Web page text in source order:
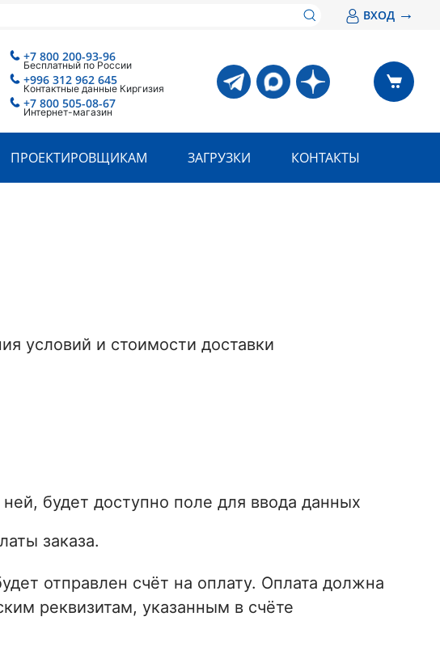
ВХОД →
+7 800 200-93-96
Бесплатный по России
+7 800 505-08-67
Интернет-магазин
+996 312 962 645
Контактные данные Киргизия
ПРОЕКТИРОВЩИКАМ ЗАГРУЗКИ КОНТАКТЫ
условий и стоимости доставки
будет доступно поле для ввода данных
заказа.
отправлен счёт на оплату. Оплата должна
реквизитам, указанным в счёте